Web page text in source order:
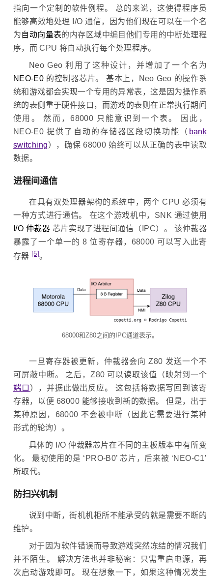
指向一个定制的软件例程。 总的来说，这使得程序员
能够高效地处理 I/O 通信，因为他们现在可以在一个名
为自动向量表的内存区域中编目他们专用的中断处理程
序，而 CPU 将自动执行每个处理程序。
Neo Geo 利用了这种设计，并增加了一个名为
NEO-E0 的控制器芯片。 基本上，Neo Geo 的操作系
统和游戏都会实现一个专用的异常表，这是因为操作系
统的表侧重于硬件接口，而游戏的表则在正常执行期间
使用。 然而，68000 只能意识到一个表。 因此，
NEO-E0 提供了自动的存储器区段切换功能（ bank
switching），确保 68000 始终可以从正确的表中读取
数据。
进程间通信
在具有双处理器架构的系统中，两个 CPU 必须有
一种方式进行通信。 在这个游戏机中，SNK 通过使用
I/O 仲裁器 芯片实现了进程间通信（IPC）。 该仲裁器
暴露了一个单一的 8 位寄存器，68000 可以写入此寄
存器 [5]。
68000和Z80之间的IPC通道表示。
一旦寄存器被更新，仲裁器会向 Z80 发送一个不
可屏蔽中断。 之后，Z80 可以读取该值（映射到一个
端口 ），并据此做出反应。 这包括将数据写回到该寄
存器，以便 68000 能够接收到新的数据。 但是，出于
某种原因，68000 不会被中断（因此它需要进行某种
形式的轮询）。
具体的 I/O 仲裁器芯片在不同的主板版本中有所变
化。 最初使用的是 ‘PRO-B0’ 芯片，后来被 ‘NEO-C1’
所取代。
防扫兴机制
说到中断，街机机柜所不能承受的就是需要不断的
维护。
对于因为软件错误而导致游戏突然冻结的情况我们
并不陌生。 解决方法也并非秘密：只需重启电源，再
次启动游戏即可。 现在想象一下，如果这种情况发生